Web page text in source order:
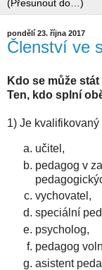
pondělí 23. října 2017
Členství ve
Kdo se může
Ten, kdo splní
1) Je
učitel,
pedagog v
vychovatel,
speciální
psycholog,
pedagog
asistent